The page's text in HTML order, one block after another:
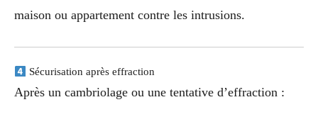
maison ou appartement contre les intrusions.
Sécurisation après effraction
Après un cambriolage ou une tentative d’effraction :